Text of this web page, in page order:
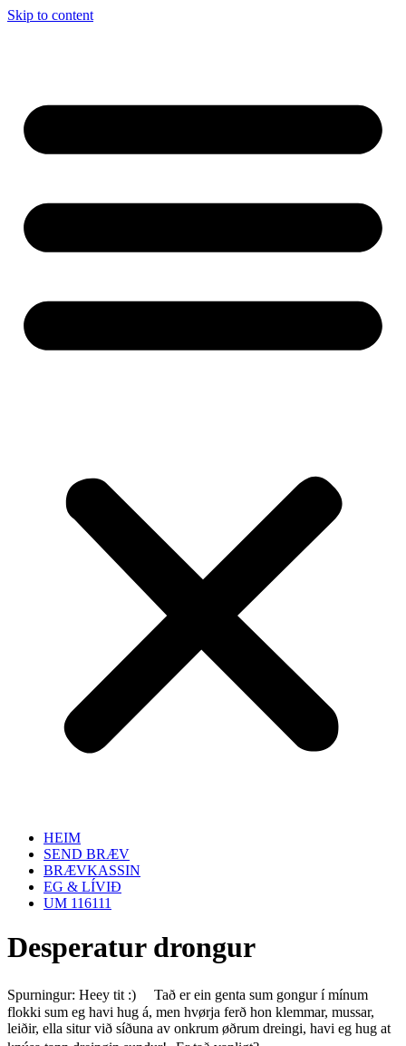
Skip to content
HEIM
SEND BRÆV
BRÆVKASSIN
EG & LÍVIÐ
UM 116111
Desperatur drongur
Spurningur: Heey tit :) Tað er ein genta sum gongur í mínum
flokki sum eg havi hug á, men hvørja ferð hon klemmar, mussar,
leiðir, ella situr við síðuna av onkrum øðrum dreingi, havi eg hug at